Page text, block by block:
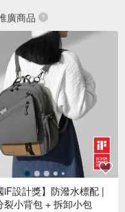
廣商品
iF設計獎】防潑水標配 |
裂小背包 + 拆卸小包